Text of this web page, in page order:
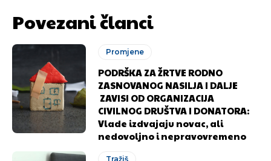
Povezani članci
Promjene
PODRŠKA ZA ŽRTVE RODNO
ZASNOVANOG NASILJA I DALJE
ZAVISI OD ORGANIZACIJA
CIVILNOG DRUŠTVA I DONATORA:
Vlade izdvajaju novac, ali
nedovoljno i nepravovremeno
Tražiš